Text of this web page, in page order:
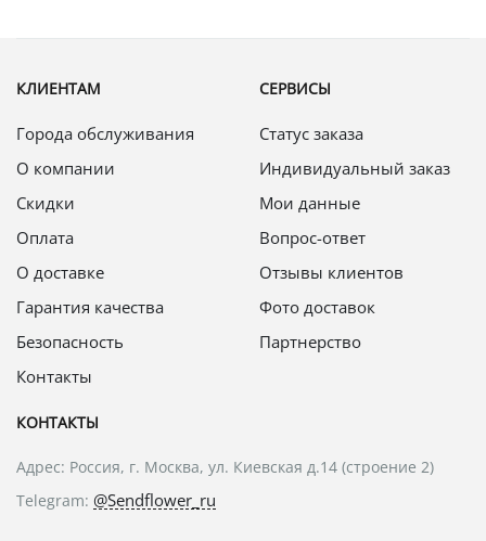
КЛИЕНТАМ
Города обслуживания
О компании
Скидки
Оплата
О доставке
Гарантия качества
Безопасность
Контакты
СЕРВИСЫ
Статус заказа
Индивидуальный заказ
Мои данные
Вопрос-ответ
Отзывы клиентов
Фото доставок
Партнерство
КОНТАКТЫ
Адрес: Россия, г. Москва, ул. Киевская д.14 (строение 2)
Telegram: @Sendflower_ru